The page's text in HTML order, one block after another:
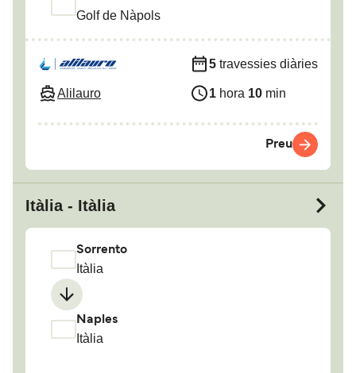
Golf de Nàpols
Alilauro
5 travessies diàries
1 hora 10 min
Preu
Itàlia - Itàlia
Sorrento
Itàlia
Naples
Itàlia